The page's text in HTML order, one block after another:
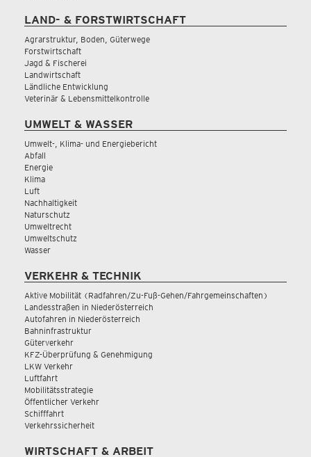
LAND- & FORSTWIRTSCHAFT
Agrarstruktur, Boden, Güterwege
Forstwirtschaft
Jagd & Fischerei
Landwirtschaft
Ländliche Entwicklung
Veterinär & Lebensmittelkontrolle
UMWELT & WASSER
Umwelt-, Klima- und Energiebericht
Abfall
Energie
Klima
Luft
Nachhaltigkeit
Naturschutz
Umweltrecht
Umweltschutz
Wasser
VERKEHR & TECHNIK
Aktive Mobilität (Radfahren/Zu-Fuß-Gehen/Fahrgemeinschaften)
Landesstraßen in Niederösterreich
Autofahren in Niederösterreich
Bahninfrastruktur
Güterverkehr
KFZ-Überprüfung & Genehmigung
LKW Verkehr
Luftfahrt
Mobilitätsstrategie
Öffentlicher Verkehr
Schifffahrt
Verkehrssicherheit
WIRTSCHAFT & ARBEIT